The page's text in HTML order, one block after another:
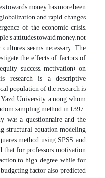
towards money has more been
and rapid changes
of the economic crisis,
attitudes toward money, not
seems necessary. The
the effects of factors of
success, motivation) on
research is a descriptive
population of the research is
University, among whom
sampling method in 1397.
was a questionnaire and the
structural equation modeling
method using SPSS and
that for professors motivation
to high degree, while for
factor also predicted